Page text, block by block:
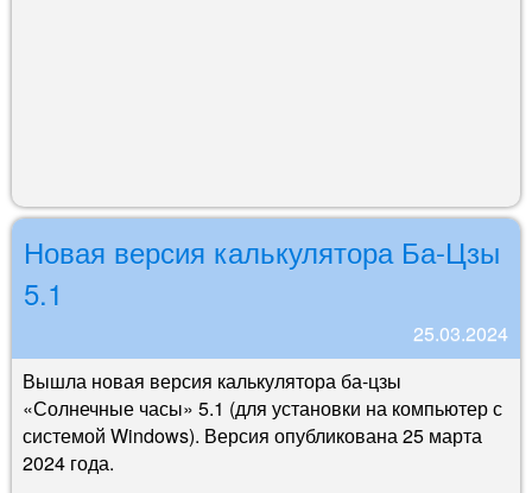
Новая версия калькулятора Ба-Цзы
5.1
25.03.2024
Вышла новая версия калькулятора ба-цзы
«Солнечные часы» 5.1 (для установки на компьютер с
системой Windows). Версия опубликована 25 марта
2024 года.